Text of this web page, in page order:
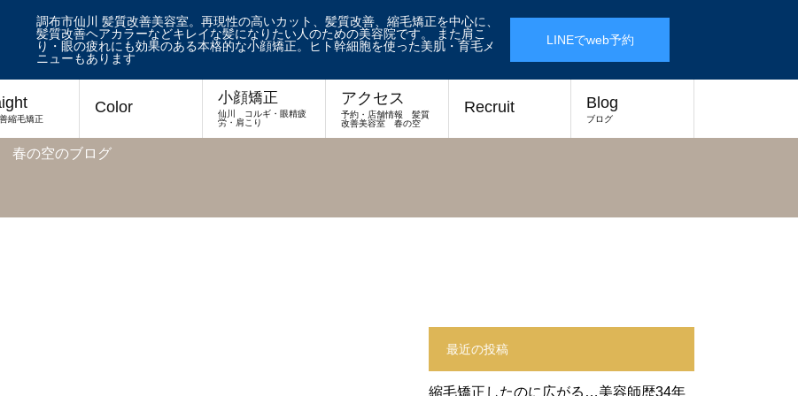
調布市仙川 髪質改善美容室。再現性の高いカット、髪質改善、縮毛矯正を中心に、
髪質改善ヘアカラーなどキレイな髪になりたい人のための美容院です。 また肩こ
り・眼の疲れにも効果のある本格的な小顔矯正。ヒト幹細胞を使った美肌・育毛メ
ニューもあります
LINEでweb予約
縮毛矯正
Color 小顔矯正
仙川 コルギ・眼精疲
労・肩こり
アクセス
予約・店舗情報 髪質
改善美容室 春の空
Recruit Blog
ブログ
春の空のブログ
最近の投稿
縮毛矯正したのに広がる…美容師歴34年